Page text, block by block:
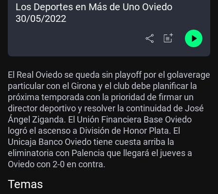
Los Deportes en Más de Uno Oviedo
30/05/2022
El Real Oviedo se queda sin playoff por el golaverage
particular con el Girona y el club debe planificar la
próxima temporada con la prioridad de firmar un
director deportivo y resolver la continuidad de José
Ángel Ziganda. El Unión Financiera Base Oviedo
logró el ascenso a División de Honor Plata. El
Unicaja Banco Oviedo tiene cuesta arriba la
eliminatoria con Palencia que llegará el jueves a
Oviedo con 2-0 en contra.
Temas